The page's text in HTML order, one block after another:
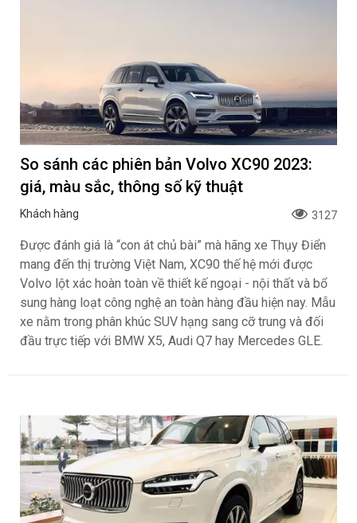
So sánh các phiên bản Volvo XC90 2023:
giá, màu sắc, thông số kỹ thuật
Khách hàng 3127
Được đánh giá là “con át chủ bài” mà hãng xe Thụy Điển
mang đến thị trường Việt Nam, XC90 thế hệ mới được
Volvo lột xác hoàn toàn về thiết kế ngoại - nội thất và bổ
sung hàng loạt công nghệ an toàn hàng đầu hiện nay. Mẫu
xe nằm trong phân khúc SUV hạng sang cỡ trung và đối
đầu trực tiếp với BMW X5, Audi Q7 hay Mercedes GLE.